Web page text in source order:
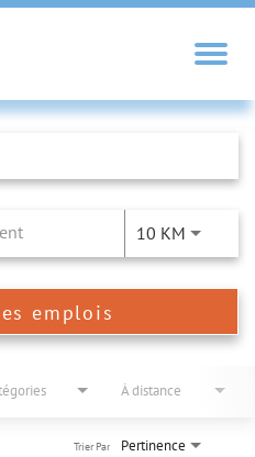
10 KM
emplois
À distance
Pertinence
Trier Par